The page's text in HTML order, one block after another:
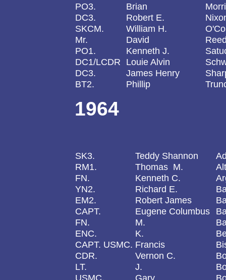
PO3.
Brian
DC3.
Robert E.
SKCM.
William H.
Mr.
David
PO1.
Kenneth J.
DC1/LCDR
Louie Alvin
DC3.
James Henry
BT2.
Phillip
1964
SK3. Teddy Shannon
RM1.
Thomas M.
FN.
Kenneth C.
YN2.
Richard E.
EM2.
Robert James
CAPT.
Eugene Columbus
FN.
M.
ENC.
K.
CAPT. USMC. Francis
CDR.
Vernon C.
LT.
J.
USMC.
Gary